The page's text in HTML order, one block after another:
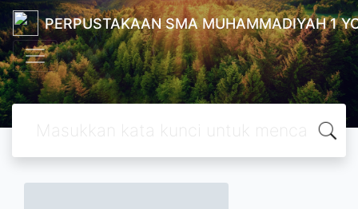
PERPUSTAKAAN SMA MUHAMMADIYAH 1